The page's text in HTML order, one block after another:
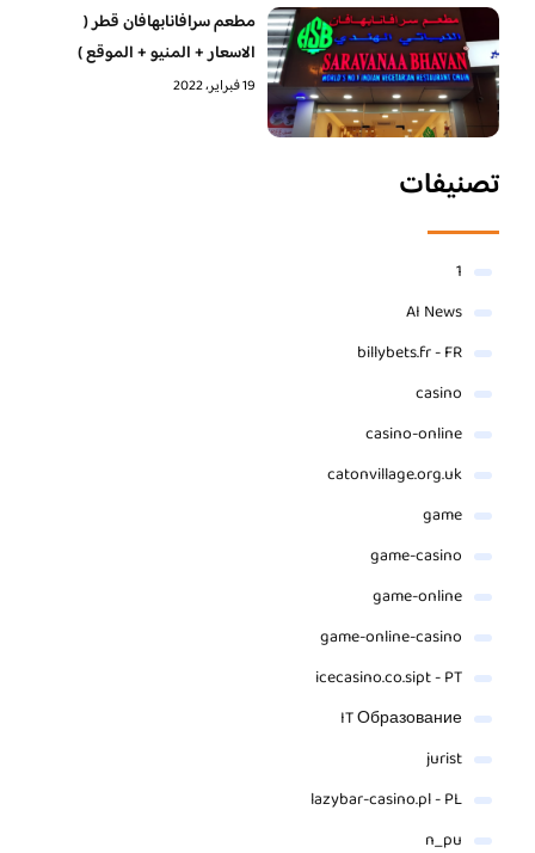
مطعم سرافانابهافان قطر (
الاسعار + المنيو + الموقع )
19 فبراير، 2022
تصنيفات
1
AI News
billybets.fr - FR
casino
casino-online
catonvillage.org.uk
game
game-casino
game-online
game-online-casino
icecasino.co.sipt - PT
IT Образование
jurist
lazybar-casino.pl - PL
n_pu